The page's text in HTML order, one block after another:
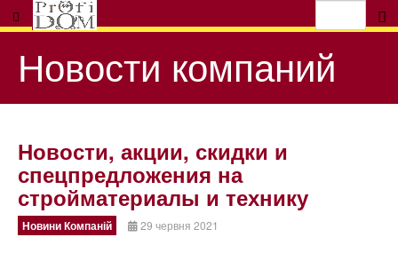
Новости компаний
Новости, акции, скидки и
спецпредложения на
стройматериалы и технику
Новини Компаній 29 червня 2021